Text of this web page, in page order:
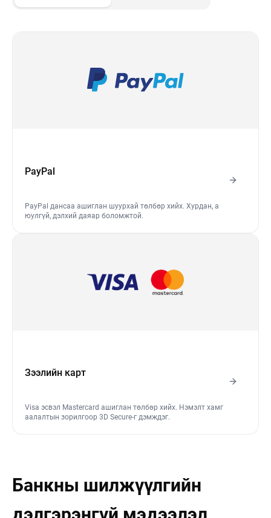
PayPal
PayPal дансаа ашиглан шуурхай төлбөр хийх. Хурдан, а
юулгүй, дэлхий даяар боломжтой.
Зээлийн карт
Visa эсвэл Mastercard ашиглан төлбөр хийх. Нэмэлт хамг
аалалтын зорилгоор 3D Secure-г дэмждэг.
Банкны шилжүүлгийн